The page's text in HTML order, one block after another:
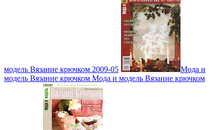
модель Вязание крючком 2009-05
Мода и
модель Вязание крючком Мода и модель Вязание крючком